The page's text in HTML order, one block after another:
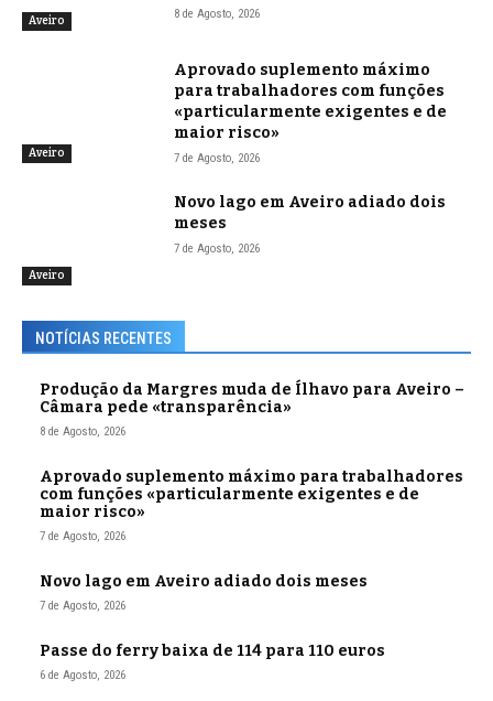
Aveiro 8 de Agosto, 2026
Aveiro
Aprovado suplemento máximo
para trabalhadores com funções
«particularmente exigentes e de
maior risco»
7 de Agosto, 2026
Aveiro
Novo lago em Aveiro adiado dois
meses
7 de Agosto, 2026
NOTÍCIAS RECENTES
Produção da Margres muda de Ílhavo para Aveiro –
Câmara pede «transparência»
8 de Agosto, 2026
Aprovado suplemento máximo para trabalhadores
com funções «particularmente exigentes e de
maior risco»
7 de Agosto, 2026
Novo lago em Aveiro adiado dois meses
7 de Agosto, 2026
Passe do ferry baixa de 114 para 110 euros
6 de Agosto, 2026